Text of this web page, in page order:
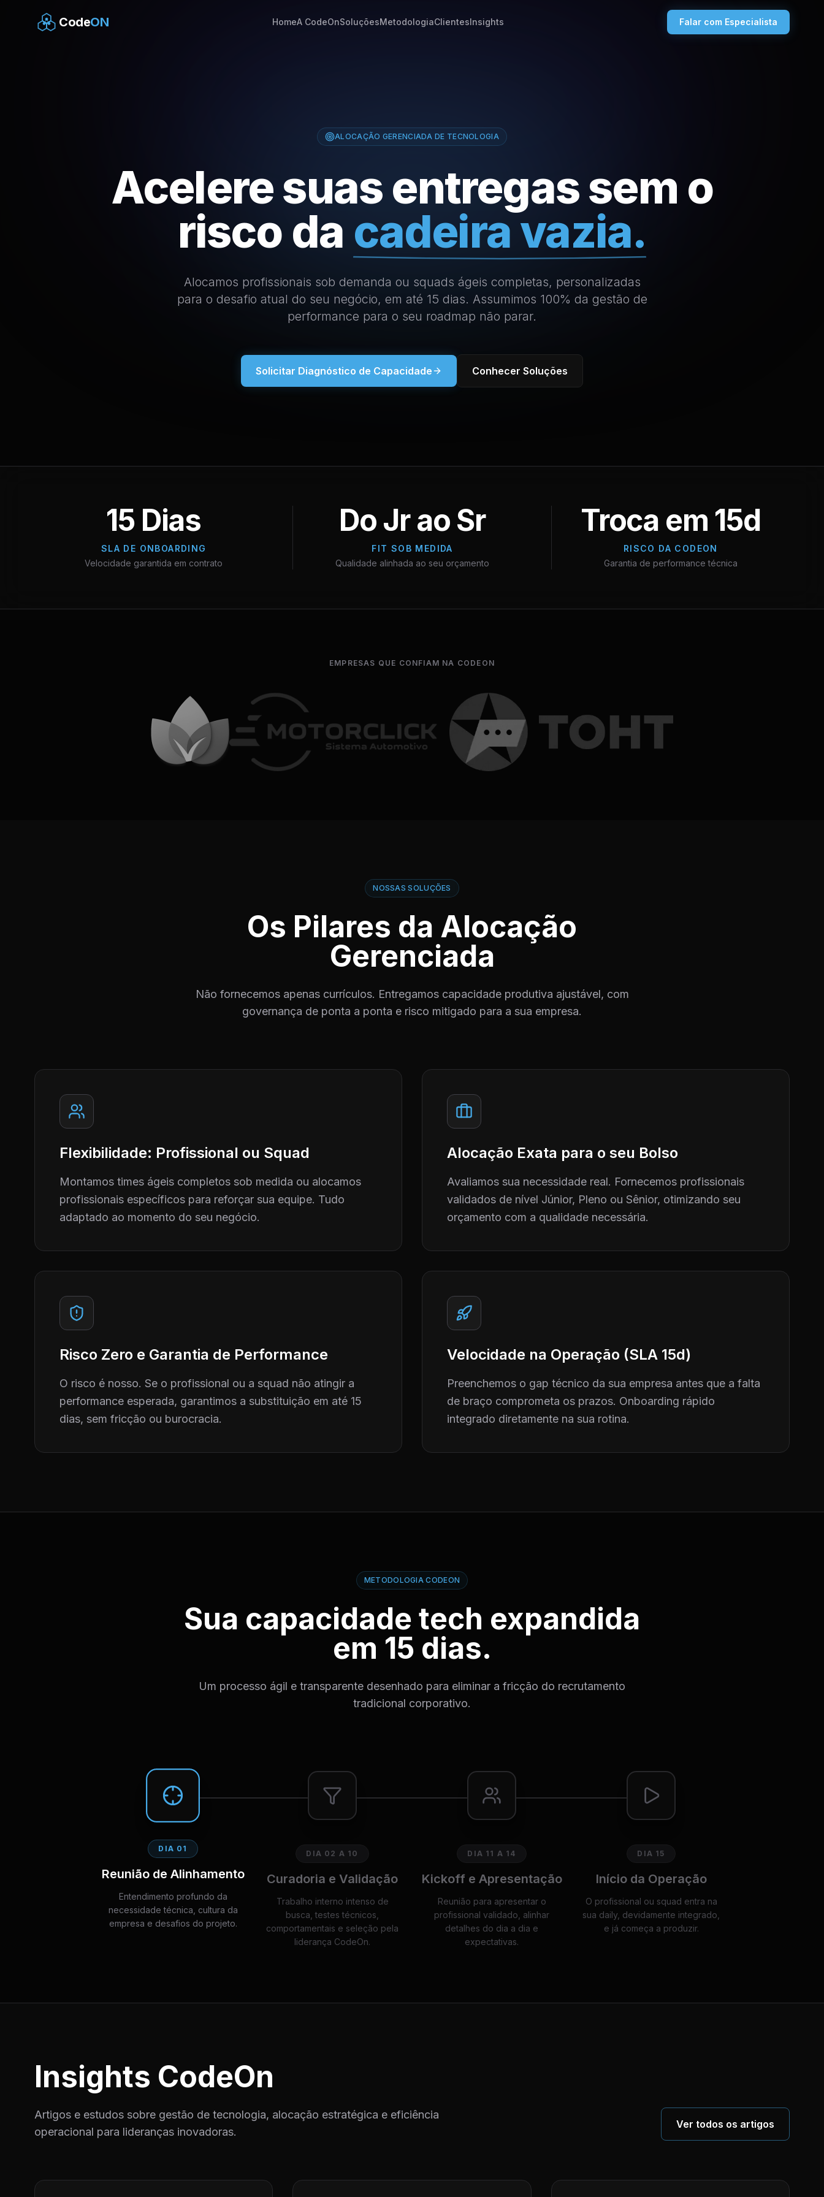
CodeON HomeA CodeOnSoluçõesMetodologiaClientesInsights Falar com Especialista
ALOCAÇÃO GERENCIADA DE TECNOLOGIA
Acelere suas entregas sem o
risco da cadeira vazia.
Alocamos profissionais sob demanda ou squads ágeis completas, personalizadas
para o desafio atual do seu negócio, em até 15 dias. Assumimos 100% da gestão de
performance para o seu roadmap não parar.
Solicitar Diagnóstico de Capacidade Conhecer Soluções
15 Dias
SLA DE ONBOARDING
Velocidade garantida em contrato
Do Jr ao Sr
FIT SOB MEDIDA
Qualidade alinhada ao seu orçamento
Troca em 15d
RISCO DA CODEON
Garantia de performance técnica
EMPRESAS QUE CONFIAM NA CODEON
NOSSAS SOLUÇÕES
Os Pilares da Alocação
Gerenciada
Não fornecemos apenas currículos. Entregamos capacidade produtiva ajustável, com
governança de ponta a ponta e risco mitigado para a sua empresa.
Flexibilidade: Profissional ou Squad
Montamos times ágeis completos sob medida ou alocamos
profissionais específicos para reforçar sua equipe. Tudo
adaptado ao momento do seu negócio.
Alocação Exata para o seu Bolso
Avaliamos sua necessidade real. Fornecemos profissionais
validados de nível Júnior, Pleno ou Sênior, otimizando seu
orçamento com a qualidade necessária.
Risco Zero e Garantia de Performance
O risco é nosso. Se o profissional ou a squad não atingir a
performance esperada, garantimos a substituição em até 15
dias, sem fricção ou burocracia.
Velocidade na Operação (SLA 15d)
Preenchemos o gap técnico da sua empresa antes que a falta
de braço comprometa os prazos. Onboarding rápido
integrado diretamente na sua rotina.
METODOLOGIA CODEON
Sua capacidade tech expandida
em 15 dias.
Um processo ágil e transparente desenhado para eliminar a fricção do recrutamento
tradicional corporativo.
DIA 01
Reunião de Alinhamento
Entendimento profundo da
necessidade técnica, cultura da
empresa e desafios do projeto.
DIA 02 A 10
Curadoria e Validação
Trabalho interno intenso de
busca, testes técnicos,
comportamentais e seleção pela
liderança CodeOn.
DIA 11 A 14
Kickoff e Apresentação
Reunião para apresentar o
profissional validado, alinhar
detalhes do dia a dia e
expectativas.
DIA 15
Início da Operação
O profissional ou squad entra na
sua daily, devidamente integrado,
e já começa a produzir.
Insights CodeOn
Artigos e estudos sobre gestão de tecnologia, alocação estratégica e eficiência
operacional para lideranças inovadoras.
Ver todos os artigos